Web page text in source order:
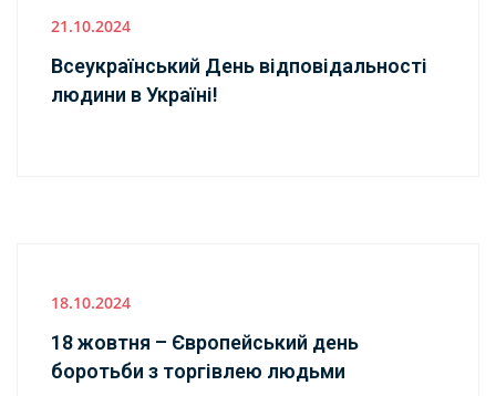
21.10.2024
Всеукраїнський День відповідальності
людини в Україні!
18.10.2024
18 жовтня – Європейський день
боротьби з торгівлею людьми